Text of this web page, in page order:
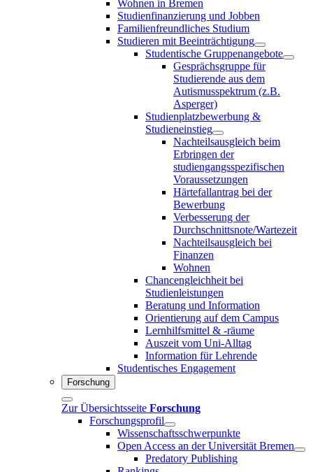
Wohnen in Bremen
Studienfinanzierung und Jobben
Familienfreundliches Studium
Studieren mit Beeinträchtigung
Studentische Gruppenangebote
Gesprächsgruppe für
Studierende aus dem
Autismusspektrum (z.B.
Asperger)
Studienplatzbewerbung &
Studieneinstieg
Nachteilsausgleich beim
Erbringen der
studiengangsspezifischen
Voraussetzungen
Härtefallantrag bei der
Bewerbung
Verbesserung der
Durchschnittsnote/Wartezeit
Nachteilsausgleich bei
Finanzen
Wohnen
Chancengleichheit bei
Studienleistungen
Beratung und Information
Orientierung auf dem Campus
Lernhilfsmittel & -räume
Auszeit vom Uni-Alltag
Information für Lehrende
Studentisches Engagement
Forschung
Zur Übersichtsseite Forschung
Forschungsprofil
Wissenschaftsschwerpunkte
Open Access an der Universität Bremen
Predatory Publishing